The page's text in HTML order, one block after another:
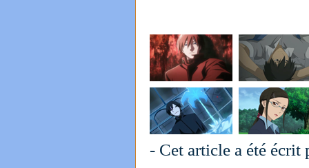
- Cet article a été écrit